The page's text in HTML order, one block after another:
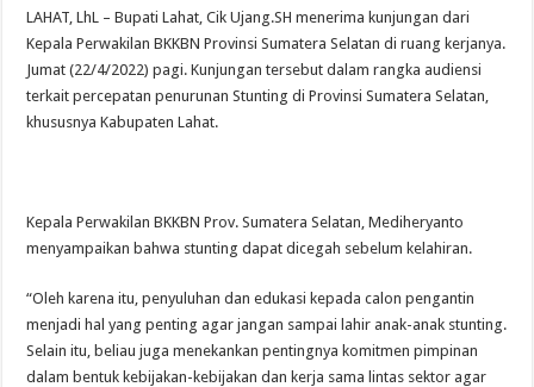
LAHAT, LhL – Bupati Lahat, Cik Ujang.SH menerima kunjungan dari
Kepala Perwakilan BKKBN Provinsi Sumatera Selatan di ruang kerjanya.
Jumat (22/4/2022) pagi. Kunjungan tersebut dalam rangka audiensi
terkait percepatan penurunan Stunting di Provinsi Sumatera Selatan,
khususnya Kabupaten Lahat.
Kepala Perwakilan BKKBN Prov. Sumatera Selatan, Mediheryanto
menyampaikan bahwa stunting dapat dicegah sebelum kelahiran.
“Oleh karena itu, penyuluhan dan edukasi kepada calon pengantin
menjadi hal yang penting agar jangan sampai lahir anak-anak stunting.
Selain itu, beliau juga menekankan pentingnya komitmen pimpinan
dalam bentuk kebijakan-kebijakan dan kerja sama lintas sektor agar